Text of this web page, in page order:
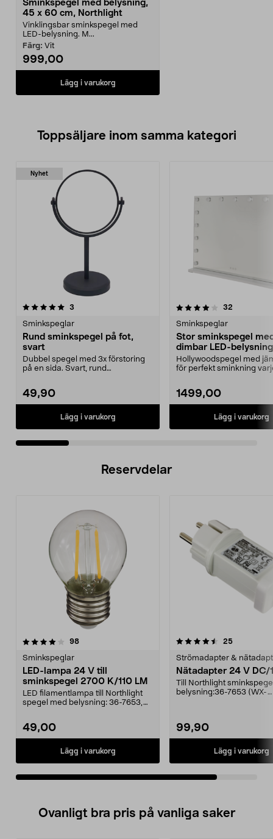
Sminkspegel med belysning,
45 x 60 cm, Northlight
Vinklingsbar sminkspegel med
LED-belysning. M...
Färg: Vit
999,00
Lägg i varukorg
Toppsäljare inom samma kategori
Nyhet
3
Sminkspeglar
Rund sminkspegel på fot,
svart
Dubbel spegel med 3x förstoring
på en sida. Svart, rund
49,90
Lägg i varukorg
4.0 av 5 stjärnor 32
Sminkspeglar
Stor sminkspegel
dimbar LED-
x 62 cm
Hollywoodspegel med
för perfekt sminkning
1499,00
Lägg i varukorg
4.5 av 5 stjärnor
Reservdelar
98recensioner
Sminkspeglar
LED-lampa 24 V till
sminkspegel 2700 K/110 LM
LED filamentlampa till Northlight
spegel med belysning: 36-7653,
49,00
Lägg i varukorg
4.5av 5 stjärnor 25recensioner
Strömadapter &
Nätadapter 24 V DC/
Till Northlight
belysning:36-7653 (WX-
99,90
Lägg i varukorg
Ovanligt bra pris på vanliga saker